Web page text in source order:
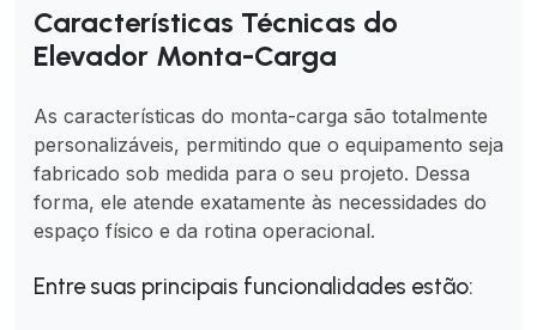
Características Técnicas do
Elevador Monta-Carga
As características do monta-carga são totalmente
personalizáveis, permitindo que o equipamento seja
fabricado sob medida para o seu projeto. Dessa
forma, ele atende exatamente às necessidades do
espaço físico e da rotina operacional.
Entre suas principais funcionalidades estão: